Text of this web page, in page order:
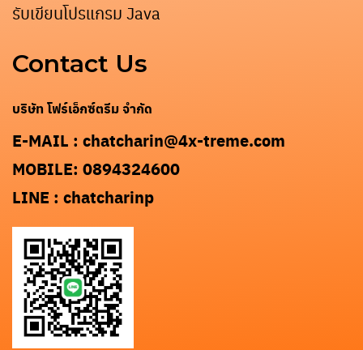
รับเขียนโปรแกรม Java
Contact Us
บริษัท โฟร์เอ็กซ์ตรีม จำกัด
E-MAIL : chatcharin@4x-treme.com
MOBILE: 0894324600
LINE : chatcharinp